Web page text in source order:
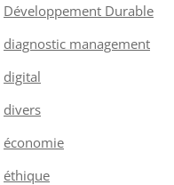
Développement Durable
diagnostic management
digital
divers
économie
éthique